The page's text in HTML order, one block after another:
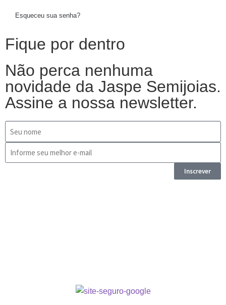
Esqueceu sua senha?
Fique por dentro
Não perca nenhuma
novidade da Jaspe Semijoias.
Assine a nossa newsletter.
Inscrever